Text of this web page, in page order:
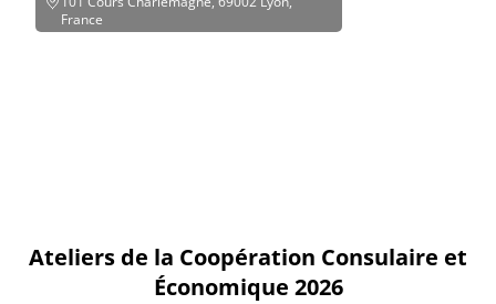
France
Ateliers de la Coopération Consulaire et
Économique 2026